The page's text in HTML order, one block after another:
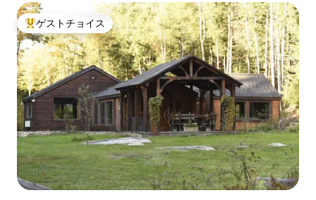
大好評のゲストチョイスです。
ゲストチョイス